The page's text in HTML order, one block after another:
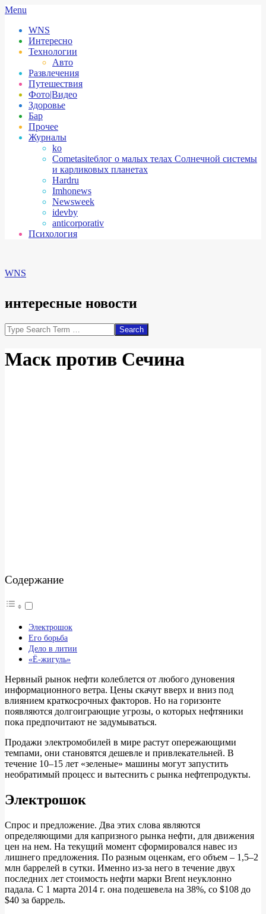
Skip
content
Secondary
Menu
Menu
WNS
Интересно
Технологии
Авто
Развлечения
Путешествия
Фото|Видео
Здоровье
Бар
Прочее
Журналы
ko
Cometasiteблог о малых телах Солнечной системы
и карликовых планетах
Hardru
Imhonews
Newsweek
idevby
anticorporativ
Психология
WNS
интересные новости
Search
Маск против Сечина
Содержание
Электрошок
Его борьба
Дело в литии
«Ё-жигуль»
Нервный рынок нефти колеблется от любого дуновения
информационного ветра. Цены скачут вверх и вниз под
влиянием краткосрочных факторов. Но на горизонте
появляются долгоиграющие угрозы, о которых нефтяники
пока предпочитают не задумываться.
Продажи электромобилей в мире растут опережающими
темпами, они становятся дешевле и привлекательней. В
течение 10–15 лет «зеленые» машины могут запустить
необратимый процесс и вытеснить с рынка нефтепродукты.
Электрошок
Спрос и предложение. Два этих слова являются
определяющими для капризного рынка нефти, для движения
цен на нем. На текущий момент сформировался навес из
лишнего предложения. По разным оценкам, его объем – 1,5–2
млн баррелей в сутки. Именно из-за него в течение двух
последних лет стоимость нефти марки Brent неуклонно
падала. С 1 марта 2014 г. она подешевела на 38%, со $108 до
$40 за баррель.